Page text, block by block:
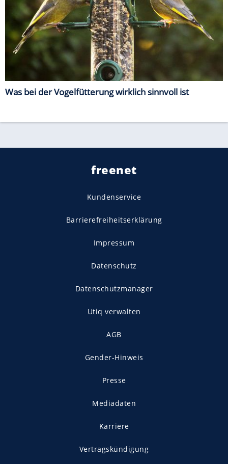
Was bei der Vogelfütterung wirklich sinnvoll ist
freenet
Kundenservice
Barrierefreiheitserklärung
Impressum
Datenschutz
Datenschutzmanager
Utiq verwalten
AGB
Gender-Hinweis
Presse
Mediadaten
Karriere
Vertragskündigung